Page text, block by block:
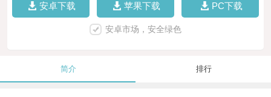
安卓下载 苹果下载 PC下载
安卓市场，安全绿色
简介 排行